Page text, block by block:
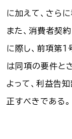
に加えて、さら
また、消費者契
に際し、前項第
は同項の要件と
よって、利益告
正すべきである。